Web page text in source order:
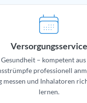
Versorgungsservice
– kompetent
professionell
messen und Inhalatoren
lernen.